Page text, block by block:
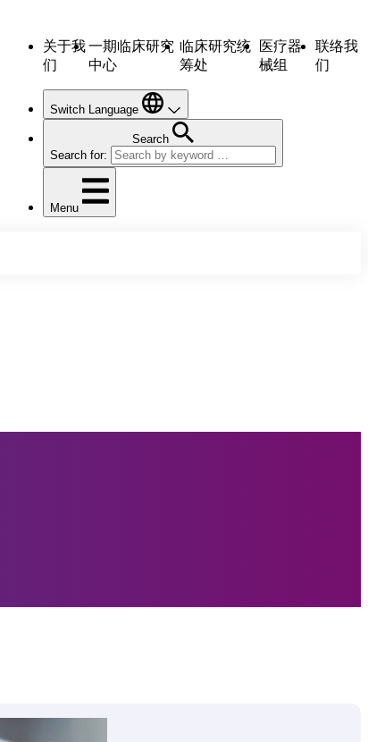
关于我
们
一期临床研究
中心
临床研究统
筹处
医疗器
械组
联络我
们
Switch Language
Search
Search for:
Menu